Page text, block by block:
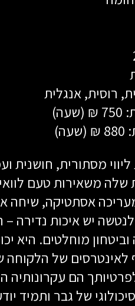
רוסית, אנגלית
מסתורית, חושנית
שלה משאירות טעם
אסתטיקה, שיחה
יש איכות נדירה –
מוחלטים. היא
לאינטרסים של
הם עקרונותיה
של גבר ותמיד